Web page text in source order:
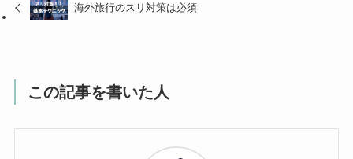
海外旅行のスリ対策は必須
この記事を書いた人